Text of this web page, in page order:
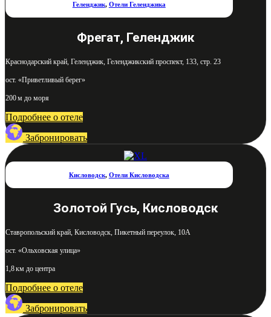
Геленджик, Отели Геленджика
Фрегат, Геленджик
Краснодарский край, Геленджик, Геленджикский проспект, 133, стр. 23
ост. «Приветливый берег»
200 м до моря
Подробнее о отеле
Забронировать
Кисловодск, Отели Кисловодска
Золотой Гусь, Кисловодск
Ставропольский край, Кисловодск, Пикетный переулок, 10А
ост. «Ольховская улица»
1,8 км до центра
Подробнее о отеле
Забронировать